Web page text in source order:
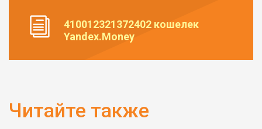
410012321372402 кошелек
Yandex.Money
Читайте также